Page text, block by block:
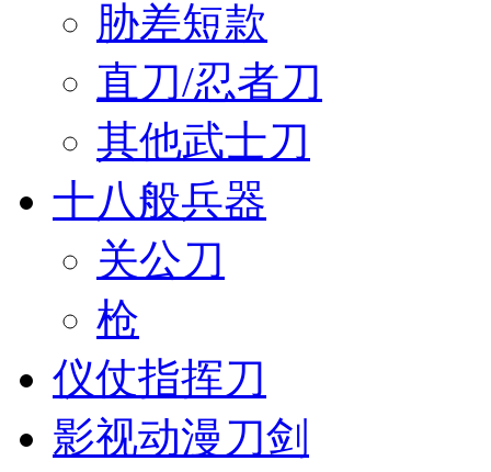
胁差短款
直刀/忍者刀
其他武士刀
十八般兵器
关公刀
枪
仪仗指挥刀
影视动漫刀剑